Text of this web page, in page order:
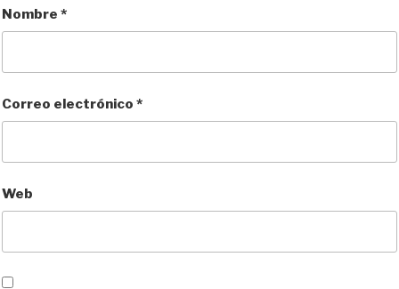
Nombre *
Correo electrónico *
Web